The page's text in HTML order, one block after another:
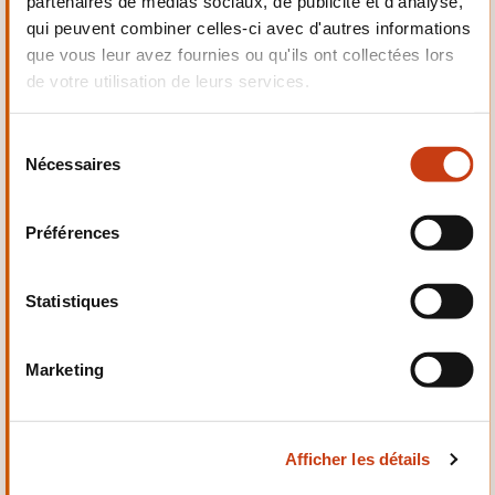
qui peuvent combiner celles-ci avec d'autres informations
que vous leur avez fournies ou qu'ils ont collectées lors
de votre utilisation de leurs services.
Nécessaires
Préférences
Statistiques
Marketing
Afficher les détails
Electrotechnique,
Automatismes